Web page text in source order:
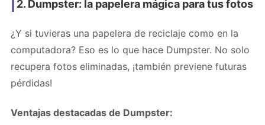
2. Dumpster: la papelera mágica para tus fotos
¿Y si tuvieras una papelera de reciclaje como en la
computadora? Eso es lo que hace Dumpster. No solo
recupera fotos eliminadas, ¡también previene futuras
pérdidas!
Ventajas destacadas de Dumpster: